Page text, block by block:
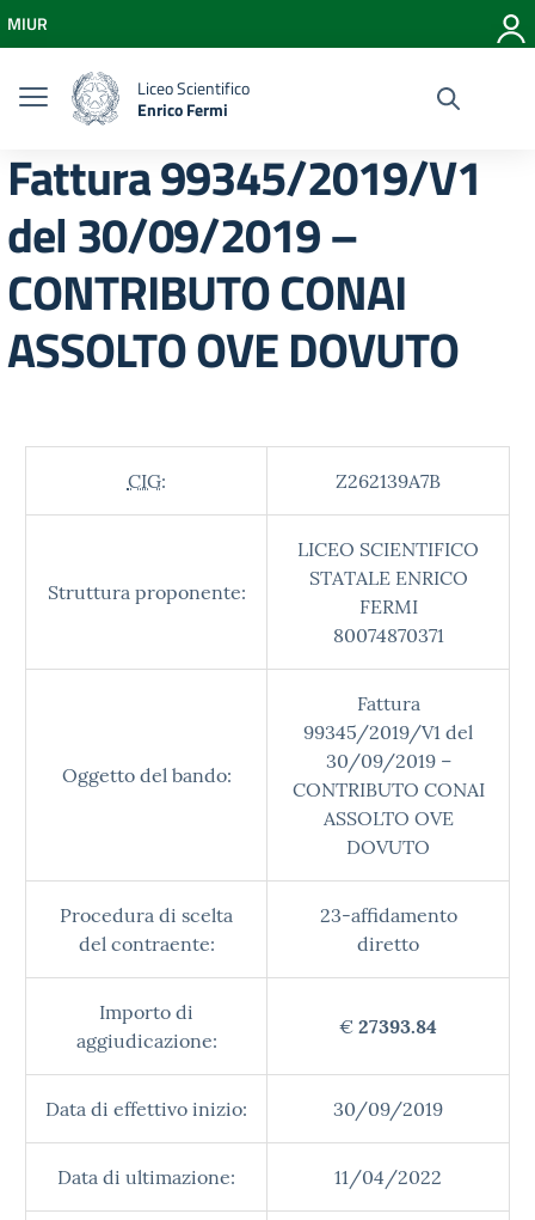
Vai al menu di navigazione
Vai al footer
MIUR
Liceo Scientifico
Enrico Fermi
Fattura 99345/2019/V1
del 30/09/2019 –
CONTRIBUTO CONAI
ASSOLTO OVE DOVUTO
CIG: Z262139A7B
Struttura proponente:
LICEO SCIENTIFICO
STATALE ENRICO
FERMI
80074870371
Oggetto del bando:
Fattura
99345/2019/V1 del
30/09/2019 –
CONTRIBUTO CONAI
ASSOLTO OVE
DOVUTO
Procedura di scelta
del contraente:
23-affidamento
diretto
Importo di
aggiudicazione:
€ 27393.84
Data di effettivo inizio: 30/09/2019
Data di ultimazione: 11/04/2022